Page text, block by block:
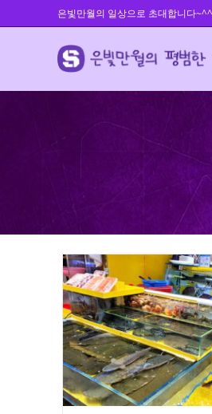
to
은빛만월의 일상으로 초대합니다~^^